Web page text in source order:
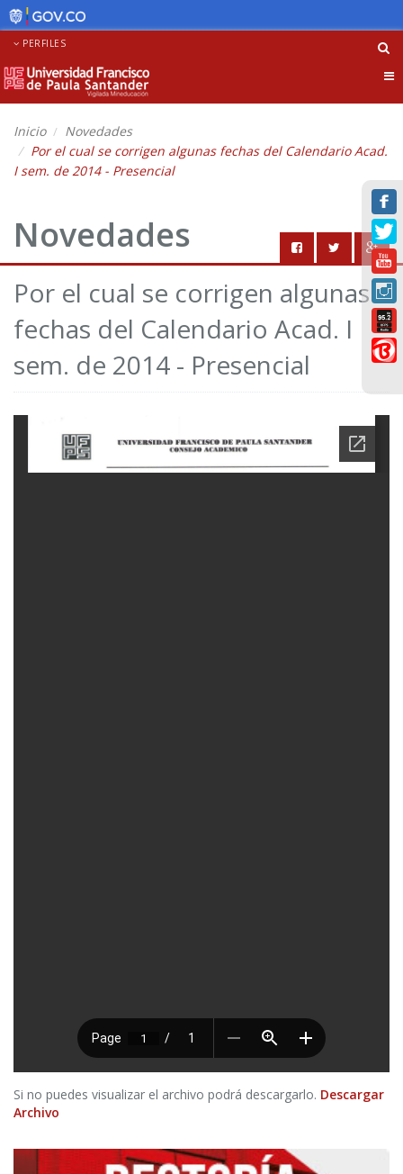
PERFILES
Inicio
Novedades
Por el cual se corrigen algunas fechas del Calendario Acad.
I sem. de 2014 - Presencial
Novedades
Por el cual se corrigen algunas
fechas del Calendario Acad. I
sem. de 2014 - Presencial
Si no puedes visualizar el archivo podrá descargarlo. Descargar
Archivo